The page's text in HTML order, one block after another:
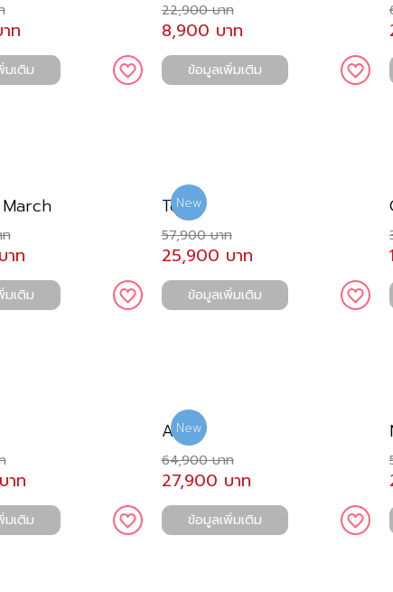
ท
มเติม
22,900 บาท
8,900 บาท
ข้อมูลเพิ่มเติม
ท
มเติม
New
Terra
57,900 บาท
25,900 บาท
ข้อมูลเพิ่มเติม
าท
มเติม
New
Aqua
64,900 บาท
27,900 บาท
ข้อมูลเพิ่มเติม